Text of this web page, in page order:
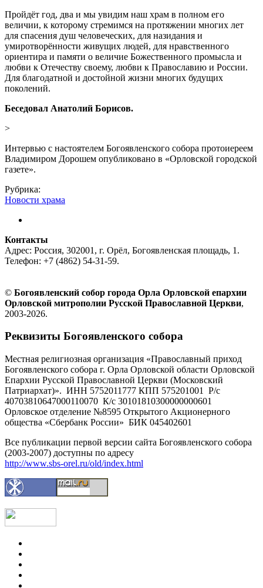
Пройдёт год, два и мы увидим наш храм в полном его
величии, к которому стремимся на протяжении многих лет
для спасения душ человеческих, для назидания и
умиротворённости живущих людей, для нравственного
ориентира и памяти о величие Божественного промысла и
любви к Отечеству своему, любви к Православию и России.
Для благодатной и достойной жизни многих будущих
поколений.
Беседовал Анатолий Борисов.
>
Интервью с настоятелем Богоявленского собора протоиереем
Владимиром Дорошем опубликовано в «Орловской городской
газете».
Рубрика:
Новости храма
Контакты
Адрес: Россия, 302001, г. Орёл, Богоявленская площадь, 1.
Телефон: +7 (4862) 54-31-59.
© Богоявленский собор города Орла Орловской епархии
Орловской митрополии Русской Православной Церкви,
2003-2026.
Реквизиты Богоявленского собора
Местная религиозная организация «Православный приход
Богоявленского собора г. Орла Орловской области Орловской
Епархии Русской Православной Церкви (Московский
Патриархат)». ИНН 5752011777 КПП 575201001 Р/с
40703810647000110070 К/с 30101810300000000601
Орловское отделение №8595 Открытого Акционерного
общества «Сбербанк России» БИК 045402601
Все публикации первой версии сайта Богоявленского собора
(2003-2007) доступны по адресу
http://www.sbs-orel.ru/old/index.html